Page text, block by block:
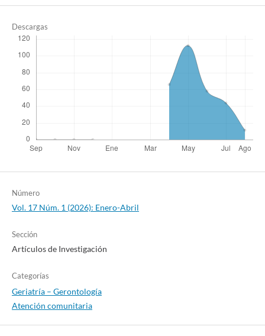
Descargas
Número
Vol. 17 Núm. 1 (2026): Enero-Abril
Sección
Artículos de Investigación
Categorías
Geriatría – Gerontología
Atención comunitaria